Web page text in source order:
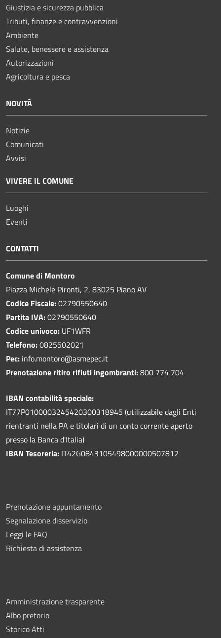
Giustizia e sicurezza pubblica
Tributi, finanze e contravvenzioni
Ambiente
Salute, benessere e assistenza
Autorizzazioni
Agricoltura e pesca
NOVITÀ
Notizie
Comunicati
Avvisi
VIVERE IL COMUNE
Luoghi
Eventi
CONTATTI
Comune di Montoro
Piazza Michele Pironti, 2, 83025 Piano AV
Codice Fiscale:02790550640
Partita IVA:02790550640
Codice univoco: UF1WFR
Telefono:0825502021
Pec: info.montoro@asmepec.it
Prenotazione ritiro rifiuti ingombranti:800 774 704
IBAN contabilità speciale:
IT77P0100003245420300318945 (utilizzabile dagli Enti
rientranti nella PA e titolari di un conto corrente aperto
presso la Banca d'Italia)
IBAN Tesoreria: IT42G0843105498000000507812
Prenotazione appuntamento
Segnalazione disservizio
Leggi le FAQ
Richiesta di assistenza
Amministrazione trasparente
Albo pretorio
Storico Atti